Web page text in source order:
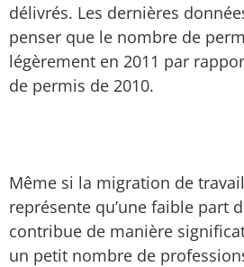
délivrés. Les dernières
penser que le nombre de
légèrement en 2011 par
de permis de 2010.
Même si la migration de
représente qu’une faible part
contribue de manière
un petit nombre de